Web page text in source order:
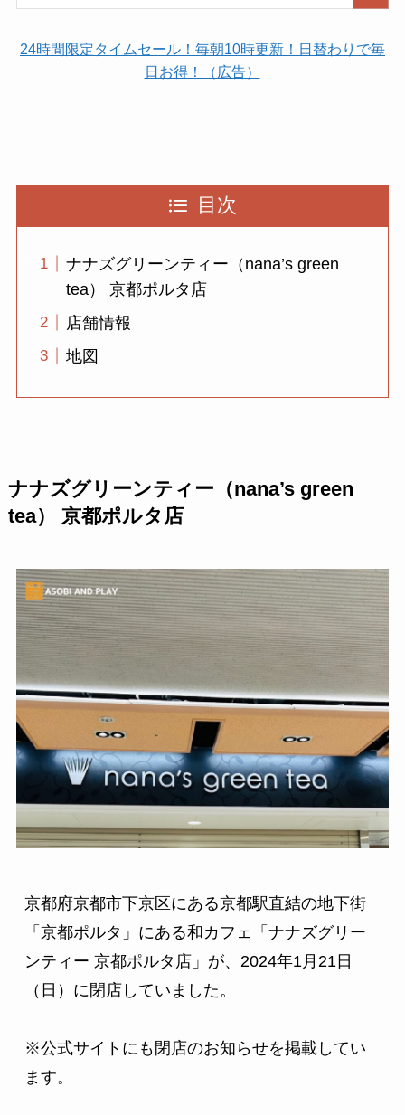
24時間限定タイムセール！毎朝10時更新！日替わりで毎
日お得！（広告）
目次
ナナズグリーンティー（nana’s green
tea） 京都ポルタ店
店舗情報
地図
ナナズグリーンティー（nana’s green
tea） 京都ポルタ店
京都府京都市下京区にある京都駅直結の地下街
「京都ポルタ」にある和カフェ「ナナズグリー
ンティー 京都ポルタ店」が、2024年1月21日
（日）に閉店していました。
※公式サイトにも閉店のお知らせを掲載してい
ます。